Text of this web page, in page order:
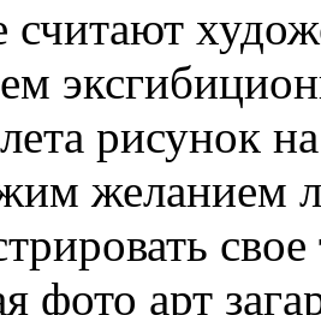
считают
рисунок
желанием
фото арт